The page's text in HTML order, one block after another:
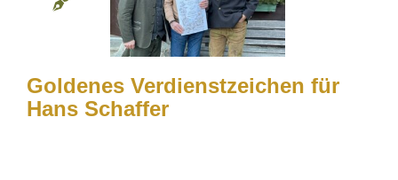
Goldenes Verdienstzeichen für
Hans Schaffer